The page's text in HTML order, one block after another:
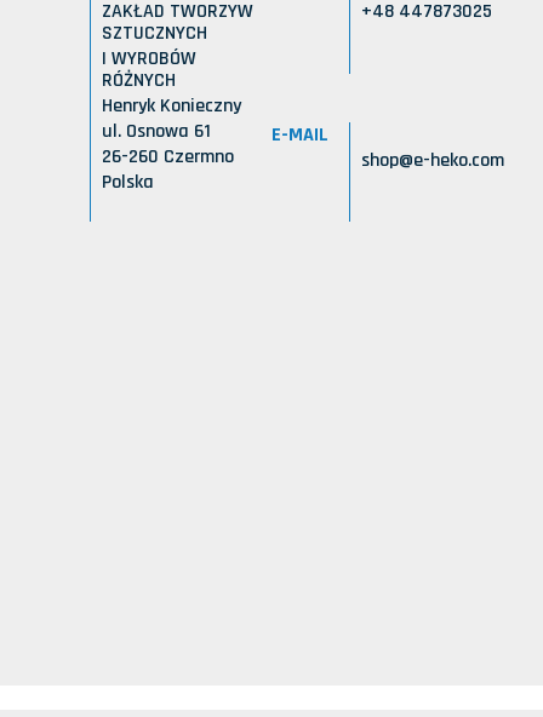
ZAKŁAD TWORZYW
SZTUCZNYCH
I WYROBÓW
RÓŻNYCH
Henryk Konieczny
ul. Osnowa 61
26-260 Czermno
Polska
+48 447873025
E-MAIL
shop@e-heko.com